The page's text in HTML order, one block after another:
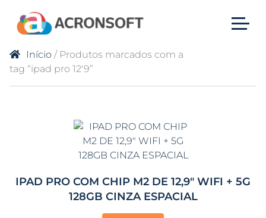
Início / Produtos marcados com a
tag “ipad pro 12'9”
IPAD PRO COM CHIP M2 DE 12,9″ WIFI + 5G
128GB CINZA ESPACIAL